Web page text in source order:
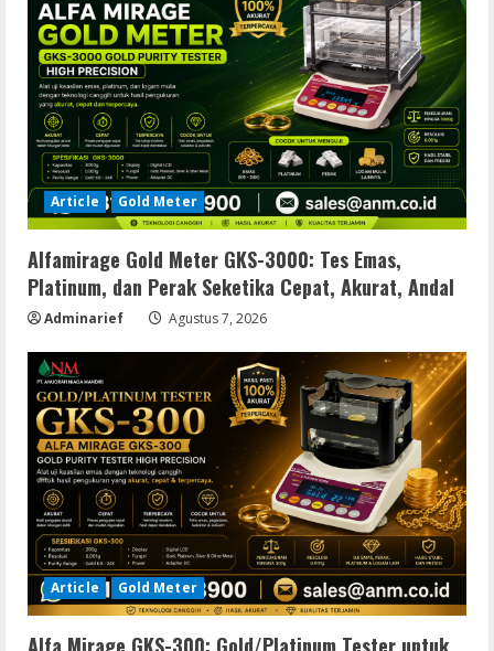
Article Gold Meter
Alfamirage Gold Meter GKS-3000: Tes Emas,
Platinum, dan Perak Seketika Cepat, Akurat, Andal
Adminarief Agustus 7, 2026
Article Gold Meter